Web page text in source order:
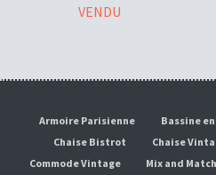
VENDU
Armoire Parisienne Bassine
Chaise Bistrot
Chaise
Commode Vintage
Mix and Match